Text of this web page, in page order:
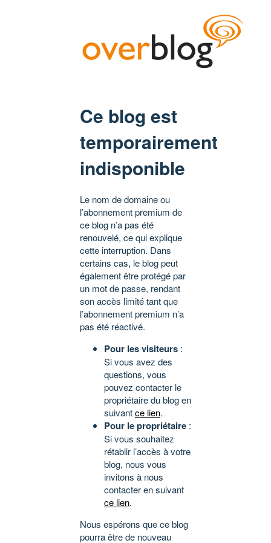
Ce blog est
temporairement
indisponible
Le nom de domaine ou
l’abonnement premium de
ce blog n’a pas été
renouvelé, ce qui explique
cette interruption. Dans
certains cas, le blog peut
également être protégé par
un mot de passe, rendant
son accès limité tant que
l’abonnement premium n’a
pas été réactivé.
Pour les visiteurs :
Si vous avez des
questions, vous
pouvez contacter le
propriétaire du blog en
suivantce lien.
Pour le propriétaire :
Si vous souhaitez
rétablir l’accès à votre
blog, nous vous
invitons à nous
contacter en suivant
ce lien.
Nous espérons que ce blog
pourra être de nouveau